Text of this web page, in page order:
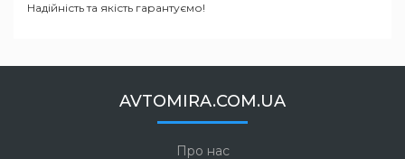
Надійність та якість гарантуємо!
AVTOMIRA.COM.UA
Про нас